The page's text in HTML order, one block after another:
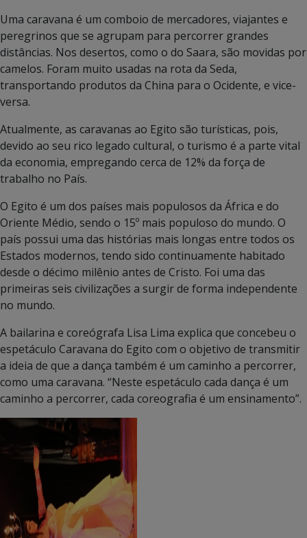
Uma caravana é um comboio de mercadores, viajantes e
peregrinos que se agrupam para percorrer grandes
distâncias. Nos desertos, como o do Saara, são movidas por
camelos. Foram muito usadas na rota da Seda,
transportando produtos da China para o Ocidente, e vice-
versa.
Atualmente, as caravanas ao Egito são turísticas, pois,
devido ao seu rico legado cultural, o turismo é a parte vital
da economia, empregando cerca de 12% da força de
trabalho no País.
O Egito é um dos países mais populosos da África e do
Oriente Médio, sendo o 15º mais populoso do mundo. O
país possui uma das histórias mais longas entre todos os
Estados modernos, tendo sido continuamente habitado
desde o décimo milênio antes de Cristo. Foi uma das
primeiras seis civilizações a surgir de forma independente
no mundo.
A bailarina e coreógrafa Lisa Lima explica que concebeu o
espetáculo Caravana do Egito com o objetivo de transmitir
a ideia de que a dança também é um caminho a percorrer,
como uma caravana. “Neste espetáculo cada dança é um
caminho a percorrer, cada coreografia é um ensinamento”.